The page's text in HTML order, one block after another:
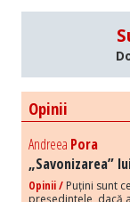
Opinii
Andreea Pora
„Savonizarea”
Opinii / Puțini sunt